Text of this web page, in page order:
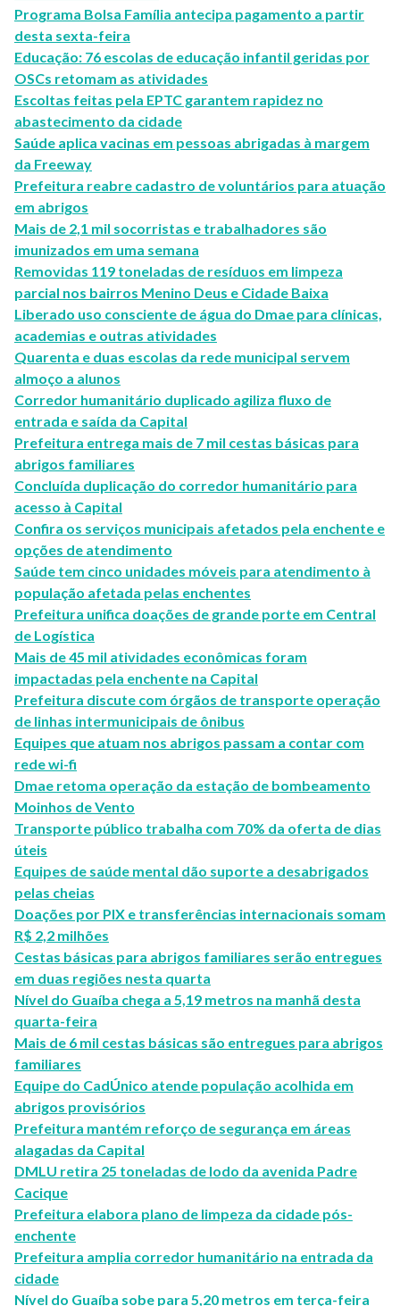
Programa Bolsa Família antecipa pagamento a partir
desta sexta-feira
Educação: 76 escolas de educação infantil geridas por
OSCs retomam as atividades
Escoltas feitas pela EPTC garantem rapidez no
abastecimento da cidade
Saúde aplica vacinas em pessoas abrigadas à margem
da Freeway
Prefeitura reabre cadastro de voluntários para atuação
em abrigos
Mais de 2,1 mil socorristas e trabalhadores são
imunizados em uma semana
Removidas 119 toneladas de resíduos em limpeza
parcial nos bairros Menino Deus e Cidade Baixa
Liberado uso consciente de água do Dmae para clínicas,
academias e outras atividades
Quarenta e duas escolas da rede municipal servem
almoço a alunos
Corredor humanitário duplicado agiliza fluxo de
entrada e saída da Capital
Prefeitura entrega mais de 7 mil cestas básicas para
abrigos familiares
Concluída duplicação do corredor humanitário para
acesso à Capital
Confira os serviços municipais afetados pela enchente e
opções de atendimento
Saúde tem cinco unidades móveis para atendimento à
população afetada pelas enchentes
Prefeitura unifica doações de grande porte em Central
de Logística
Mais de 45 mil atividades econômicas foram
impactadas pela enchente na Capital
Prefeitura discute com órgãos de transporte operação
de linhas intermunicipais de ônibus
Equipes que atuam nos abrigos passam a contar com
rede wi-fi
Dmae retoma operação da estação de bombeamento
Moinhos de Vento
Transporte público trabalha com 70% da oferta de dias
úteis
Equipes de saúde mental dão suporte a desabrigados
pelas cheias
Doações por PIX e transferências internacionais somam
R$ 2,2 milhões
Cestas básicas para abrigos familiares serão entregues
em duas regiões nesta quarta
Nível do Guaíba chega a 5,19 metros na manhã desta
quarta-feira
Mais de 6 mil cestas básicas são entregues para abrigos
familiares
Equipe do CadÚnico atende população acolhida em
abrigos provisórios
Prefeitura mantém reforço de segurança em áreas
alagadas da Capital
DMLU retira 25 toneladas de lodo da avenida Padre
Cacique
Prefeitura elabora plano de limpeza da cidade pós-
enchente
Prefeitura amplia corredor humanitário na entrada da
cidade
Nível do Guaíba sobe para 5,20 metros em terça-feira